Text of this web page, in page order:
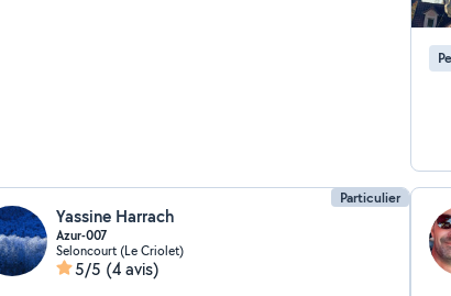
Particulier
Yassine Harrach
Azur-007
Seloncourt (Le Criolet)
5/5 (4 avis)